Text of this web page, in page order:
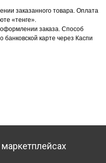
заказанного товара. Оплата
«тенге».
заказа. Способ
карте через Каспи